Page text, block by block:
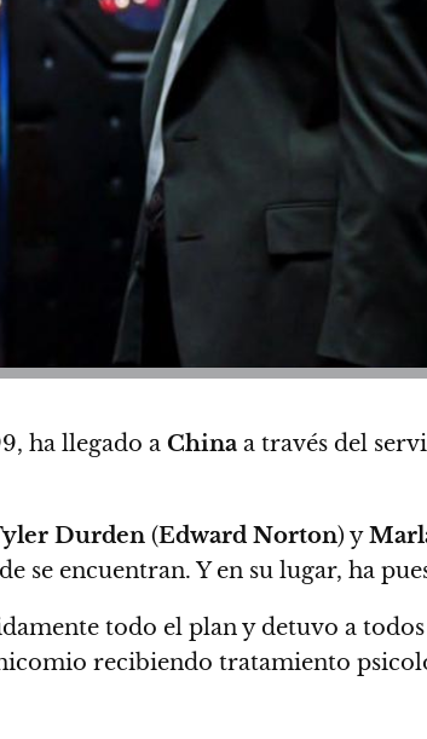
ha llegado a China a través del
Durden (Edward Norton) y
se encuentran. Y en su lugar, ha
todo el plan y detuvo a
recibiendo tratamiento